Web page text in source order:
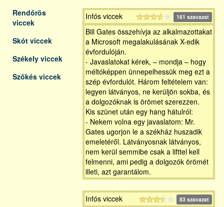
Rendőrös
viccek
Skót viccek
Székely viccek
Szőkés viccek
Infós viccek 161 szavazat
Bill Gates összehívja az alkalmazottakat
a Microsoft megalakulásának X-edik
évfordulóján.
- Javaslatokat kérek, – mondja – hogy
méltóképpen ünnepelhessük meg ezt a
szép évfordulót. Három feltételem van:
legyen látványos, ne kerüljön sokba, és
a dolgozóknak is örömet szerezzen.
Kis szünet után egy hang hátulról:
- Nekem volna egy javaslatom: Mr.
Gates ugorjon le a székház huszadik
emeletéről. Látványosnak látványos,
nem kerül semmibe csak a lifttel kell
felmenni, ami pedig a dolgozók örömét
illeti, azt garantálom.
Infós viccek 83 szavazat